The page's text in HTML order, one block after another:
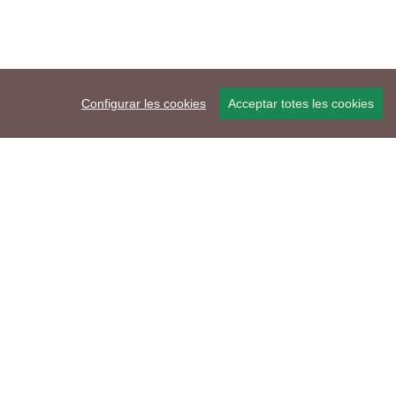
Configurar les cookies Acceptar totes les cookies